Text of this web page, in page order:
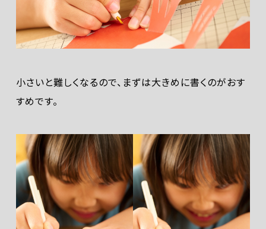
小さいと難しくなるので、まずは大きめに書くのがおす
すめです。